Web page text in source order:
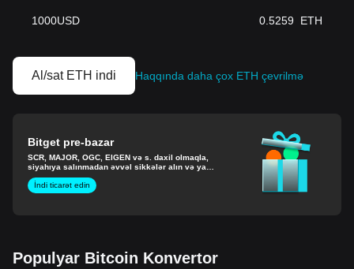
1000USD 0.5259 ETH
Al/sat ETH indi Haqqında daha çox ETH çevrilmə
Bitget pre-bazar
SCR, MAJOR, OGC, EIGEN və s. daxil olmaqla,
siyahıya salınmadan əvvəl sikkələr alın və ya
satın.
İndi ticarət edin
Populyar Bitcoin Konvertor